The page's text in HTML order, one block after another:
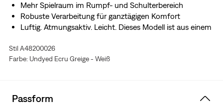
Mehr Spielraum im Rumpf- und Schulterbereich
Robuste Verarbeitung für ganztägigen Komfort
Luftig. Atmungsaktiv. Leicht. Dieses Modell ist aus einem
gut aussiehst und dich darin wohlfühlst.
Stil A48200026
Farbe: Undyed Ecru Greige - Weiß
Passform